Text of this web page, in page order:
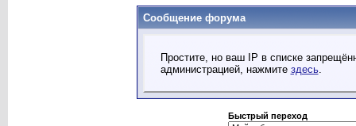
Сообщение форума
Простите, но ваш IP в списке
администрацией, нажмите здесь.
Быстрый переход